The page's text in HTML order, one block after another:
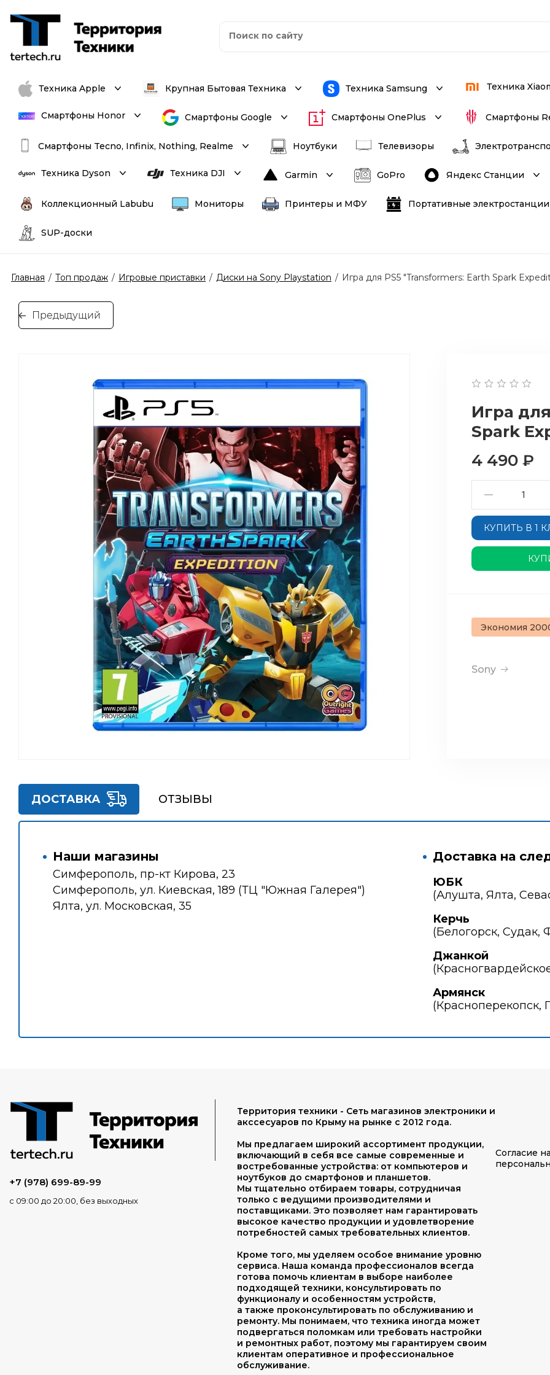
Техника Apple Крупная Бытовая Техника Техника Samsung Техника
Смартфоны Honor Смартфоны Google Смартфоны OnePlus Смартфоны
Смартфоны Tecno, Infinix, Nothing, Realme Ноутбуки Телевизоры
Техника Dyson Техника DJI Garmin GoPro Яндекс Станции
Коллекционный Labubu Мониторы Принтеры и МФУ Портативные электростанции
SUP-доски
Главная / Топ продаж / Игровые приставки / Диски на Sony Playstation / Игра для PS5 "Transformers: Earth Spark
Предыдущий
Игра
Spark
4 490 ₽
КУПИТЬ В 1
Экономия
Sony
ДОСТАВКА ОТЗЫВЫ
Наши магазины
Симферополь, пр-кт Кирова, 23
Симферополь, ул. Киевская, 189 (ТЦ "Южная Галерея")
Ялта, ул. Московская, 35
Доставка на
ЮБК
(Алушта, Ялта,
Керчь
(Белогорск, Судак,
Джанкой
Армянск
(Красноперекопск,
+7 (978) 699-89-99
с 09:00 до 20:00, без выходных
Территория техники - Сеть магазинов электроники и
акссесуаров по Крыму на рынке с 2012 года.
Мы предлагаем широкий ассортимент продукции,
включающий в себя все самые современные и
востребованные устройства: от компьютеров и
ноутбуков до смартфонов и планшетов.
Мы тщательно отбираем товары, сотрудничая
только с ведущими производителями и
поставщиками. Это позволяет нам гарантировать
высокое качество продукции и удовлетворение
потребностей самых требовательных клиентов.
Кроме того, мы уделяем особое внимание уровню
сервиса. Наша команда профессионалов всегда
готова помочь клиентам в выборе наиболее
подходящей техники, консультировать по
функционалу и особенностям устройств,
а также проконсультировать по обслуживанию и
ремонту. Мы понимаем, что техника иногда может
подвергаться поломкам или требовать настройки
и ремонтных работ, поэтому мы гарантируем своим
клиентам оперативное и профессиональное
обслуживание.
Согласие